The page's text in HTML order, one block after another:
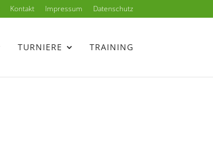
Kontakt Impressum Datenschutz
TURNIERE TRAINING